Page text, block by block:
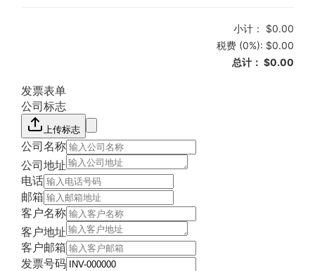
小计： $0.00
税费 (0%): $0.00
总计： $0.00
发票表单
公司标志
上传标志
公司名称
公司地址
电话
邮箱
客户名称
客户地址
客户邮箱
发票号码